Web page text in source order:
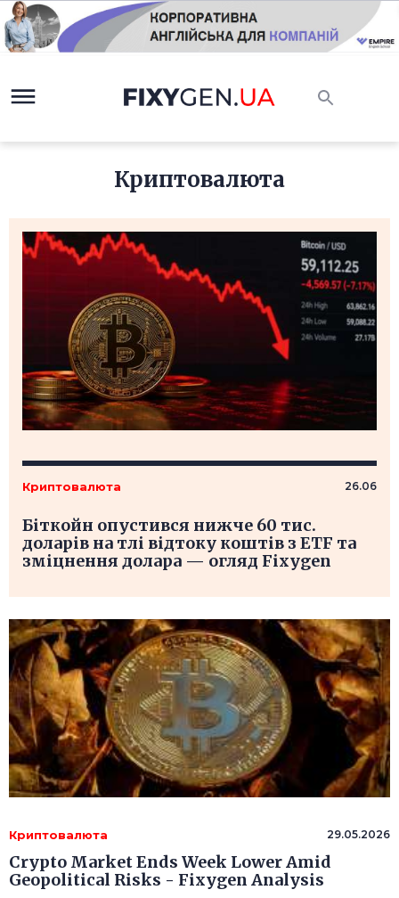
Криптовалюта
Криптовалюта 26.06
Біткойн опустився нижче 60 тис.
доларів на тлі відтоку коштів з ETF та
зміцнення долара — огляд Fixygen
Криптовалюта 29.05.2026
Crypto Market Ends Week Lower Amid
Geopolitical Risks - Fixygen Analysis